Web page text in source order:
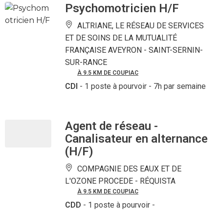
Psychomotricien H/F
ALTRIANE, LE RÉSEAU DE SERVICES
ET DE SOINS DE LA MUTUALITÉ
FRANÇAISE AVEYRON - SAINT-SERNIN-
SUR-RANCE
À 9.5 KM DE COUPIAC
CDI - 1 poste à pourvoir - 7h par semaine
Agent de réseau -
Canalisateur en alternance
(H/F)
COMPAGNIE DES EAUX ET DE
L'OZONE PROCEDE - RÉQUISTA
À 9.5 KM DE COUPIAC
CDD - 1 poste à pourvoir -